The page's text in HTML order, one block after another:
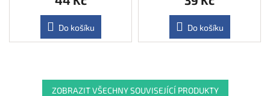
Do košíku Do košíku
ZOBRAZIT VŠECHNY SOUVISEJÍCÍ PRODUKTY